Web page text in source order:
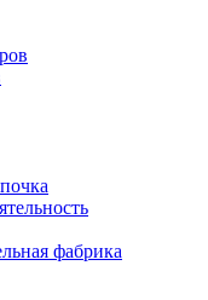
фабрика